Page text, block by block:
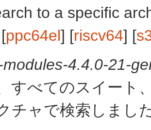
to a specific
ppc64el] [riscv64] [
4.4.0-21-
すべてのスイート
チャで検索しまし